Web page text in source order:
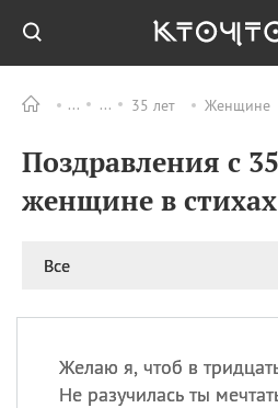
35 лет Женщине
Поздравления с
женщине в стихах
Все
Желаю я, чтоб в
Не разучилась ты
06.08